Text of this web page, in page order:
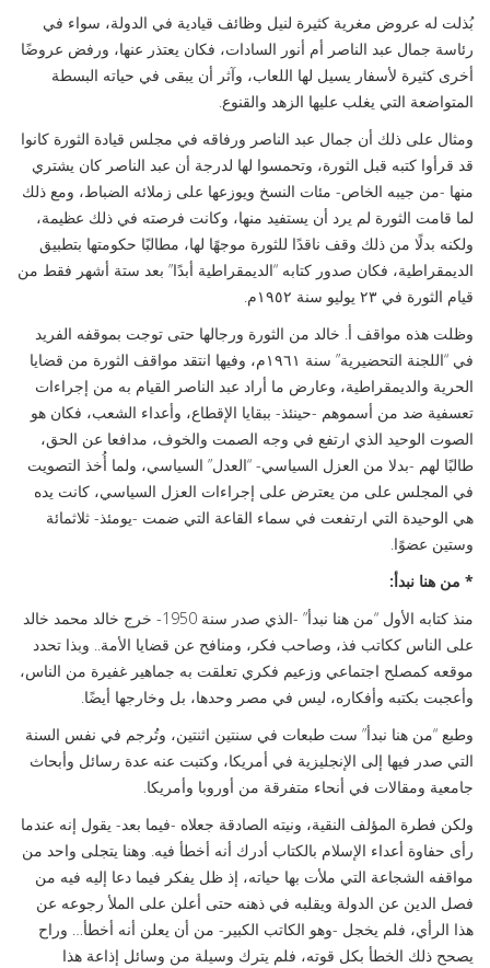
بُذلت له عروض مغرية كثيرة لنيل وظائف قيادية في الدولة، سواء في
رئاسة جمال عبد الناصر أم أنور السادات، فكان يعتذر عنها، ورفض عروضًا
أخرى كثيرة لأسفار يسيل لها اللعاب، وآثر أن يبقى في حياته البسطة
المتواضعة التي يغلب عليها الزهد والقنوع.
ومثال على ذلك أن جمال عبد الناصر ورفاقه في مجلس قيادة الثورة كانوا
قد قرأوا كتبه قبل الثورة، وتحمسوا لها لدرجة أن عبد الناصر كان يشتري
منها -من جيبه الخاص- مئات النسخ ويوزعها على زملائه الضباط، ومع ذلك
لما قامت الثورة لم يرد أن يستفيد منها، وكانت فرصته في ذلك عظيمة،
ولكنه بدلًا من ذلك وقف ناقدًا للثورة موجهًا لها، مطالبًا حكومتها بتطبيق
الديمقراطية، فكان صدور كتابه “الديمقراطية أبدًا” بعد ستة أشهر فقط من
قيام الثورة في ٢٣ يوليو سنة ١٩٥٢م.
وظلت هذه مواقف أ. خالد من الثورة ورجالها حتى توجت بموقفه الفريد
في “اللجنة التحضيرية” سنة ١٩٦١م، وفيها انتقد مواقف الثورة من قضايا
الحرية والديمقراطية، وعارض ما أراد عبد الناصر القيام به من إجراءات
تعسفية ضد من أسموهم -حينئذ- ببقايا الإقطاع، وأعداء الشعب، فكان هو
الصوت الوحيد الذي ارتفع في وجه الصمت والخوف، مدافعا عن الحق،
طالبًا لهم -بدلا من العزل السياسي- “العدل” السياسي، ولما أُخذ التصويت
في المجلس على من يعترض على إجراءات العزل السياسي، كانت يده
هي الوحيدة التي ارتفعت في سماء القاعة التي ضمت -يومئذ- ثلاثمائة
وستين عضوًا.
* من هنا نبدأ:
منذ كتابه الأول “من هنا نبدأ” -الذي صدر سنة 1950- خرج خالد محمد خالد
على الناس ككاتب فذ، وصاحب فكر، ومنافح عن قضايا الأمة.. وبذا تحدد
موقعه كمصلح اجتماعي وزعيم فكري تعلقت به جماهير غفيرة من الناس،
وأعجبت بكتبه وأفكاره، ليس في مصر وحدها، بل وخارجها أيضًا.
وطبع “من هنا نبدأ” ست طبعات في سنتين اثنتين، وتُرجم في نفس السنة
التي صدر فيها إلى الإنجليزية في أمريكا، وكتبت عنه عدة رسائل وأبحاث
جامعية ومقالات في أنحاء متفرقة من أوروبا وأمريكا.
ولكن فطرة المؤلف النقية، ونيته الصادقة جعلاه -فيما بعد- يقول إنه عندما
رأى حفاوة أعداء الإسلام بالكتاب أدرك أنه أخطأ فيه. وهنا يتجلى واحد من
مواقفه الشجاعة التي ملأت بها حياته، إذ ظل يفكر فيما دعا إليه فيه من
فصل الدين عن الدولة ويقلبه في ذهنه حتى أعلن على الملأ رجوعه عن
هذا الرأي، فلم يخجل -وهو الكاتب الكبير- من أن يعلن أنه أخطأ… وراح
يصحح ذلك الخطأ بكل قوته، فلم يترك وسيلة من وسائل إذاعة هذا